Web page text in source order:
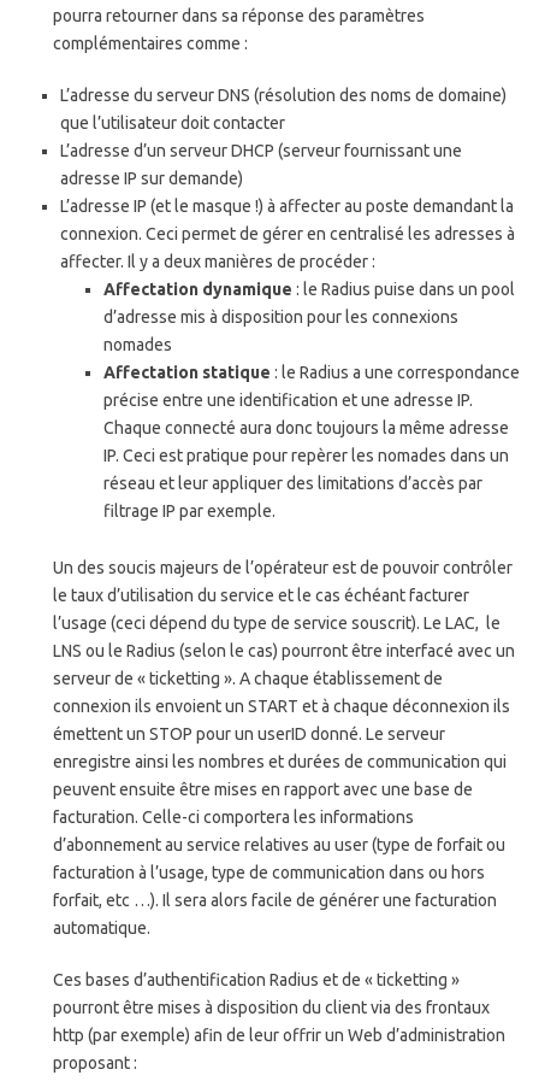
pourra retourner dans sa réponse des paramètres
complémentaires comme :
L’adresse du serveur DNS (résolution des noms de domaine)
que l’utilisateur doit contacter
L’adresse d’un serveur DHCP (serveur fournissant une
adresse IP sur demande)
L’adresse IP (et le masque !) à affecter au poste demandant la
connexion. Ceci permet de gérer en centralisé les adresses à
affecter. Il y a deux manières de procéder :
Affectation dynamique : le Radius puise dans un pool
d’adresse mis à disposition pour les connexions
nomades
Affectation statique : le Radius a une correspondance
précise entre une identification et une adresse IP.
Chaque connecté aura donc toujours la même adresse
IP. Ceci est pratique pour repèrer les nomades dans un
réseau et leur appliquer des limitations d’accès par
filtrage IP par exemple.
Un des soucis majeurs de l’opérateur est de pouvoir contrôler
le taux d’utilisation du service et le cas échéant facturer
l’usage (ceci dépend du type de service souscrit). Le LAC, le
LNS ou le Radius (selon le cas) pourront être interfacé avec un
serveur de « ticketting ». A chaque établissement de
connexion ils envoient un START et à chaque déconnexion ils
émettent un STOP pour un userID donné. Le serveur
enregistre ainsi les nombres et durées de communication qui
peuvent ensuite être mises en rapport avec une base de
facturation. Celle-ci comportera les informations
d’abonnement au service relatives au user (type de forfait ou
facturation à l’usage, type de communication dans ou hors
forfait, etc …). Il sera alors facile de générer une facturation
automatique.
Ces bases d’authentification Radius et de « ticketting »
pourront être mises à disposition du client via des frontaux
http (par exemple) afin de leur offrir un Web d’administration
proposant :